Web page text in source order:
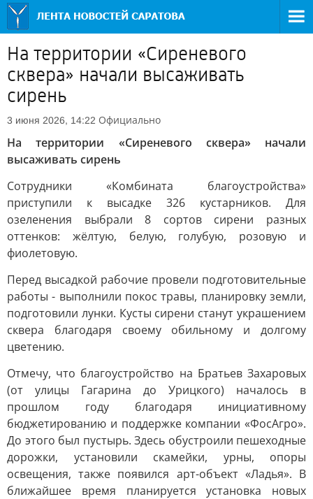
На территории «Сиреневого
сквера» начали высаживать
сирень
3 июня 2026, 14:22 Официально
На территории «Сиреневого сквера» начали
высаживать сирень
Сотрудники «Комбината благоустройства»
приступили к высадке 326 кустарников. Для
озеленения выбрали 8 сортов сирени разных
оттенков: жёлтую, белую, голубую, розовую и
фиолетовую.
Перед высадкой рабочие провели подготовительные
работы - выполнили покос травы, планировку земли,
подготовили лунки. Кусты сирени станут украшением
сквера благодаря своему обильному и долгому
цветению.
Отмечу, что благоустройство на Братьев Захаровых
(от улицы Гагарина до Урицкого) началось в
прошлом году благодаря инициативному
бюджетированию и поддержке компании «ФосАгро».
До этого был пустырь. Здесь обустроили пешеходные
дорожки, установили скамейки, урны, опоры
освещения, также появился арт-объект «Ладья». В
ближайшее время планируется установка новых